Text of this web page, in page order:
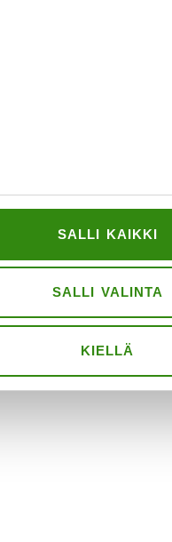
SALLI KAIKKI
SALLI VALINTA
KIELLÄ
MMD NETWORKS ·